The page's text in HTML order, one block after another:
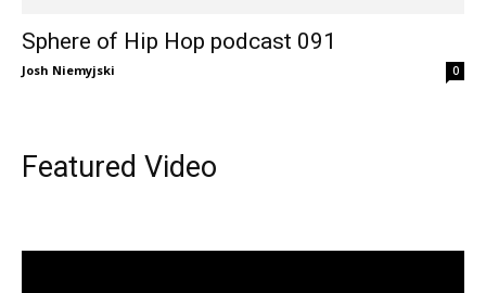
Sphere of Hip Hop podcast 091
Josh Niemyjski 0
Featured Video